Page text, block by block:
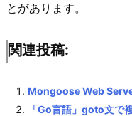
とがあります。
関連投稿:
Mongoose Web
「Go言語」goto文で